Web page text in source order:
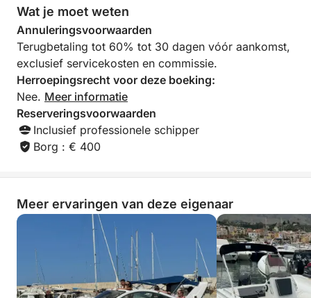
🏖️ Dagtocht naar Mondello Beach – Zonnebaden en
lunchen aan zee.
☕ Gratis lekkernijen aan boord: Geniet tijdens uw
excursie van gratis croissants en koffie aan boord!
🍩☕
🚗 Transferservice:
maximaal 8 personen binnen een straal van 5 km.
⚓ Skipper huren:
Verrijk uw vaarervaring door een professionele
skipper in te huren. Ontspan en geniet zorgeloos van
uw tijd op het water.
Wat je moet weten
Annuleringsvoorwaarden
Terugbetaling tot 60% tot 30 dagen vóór aankomst,
exclusief servicekosten en commissie.
Herroepingsrecht voor deze boeking:
Nee. Meer informatie
Reserveringsvoorwaarden
Inclusief professionele schipper
Borg : € 400
Meer ervaringen van deze eigenaar